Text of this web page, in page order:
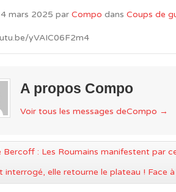
mars 2025 par Compo dans Coups de
yVAIC06F2m4
A propos Compo
Voir tous les messages deCompo →
Bercoff : Les Roumains manifestent par
interrogé, elle retourne le plateau ! Face